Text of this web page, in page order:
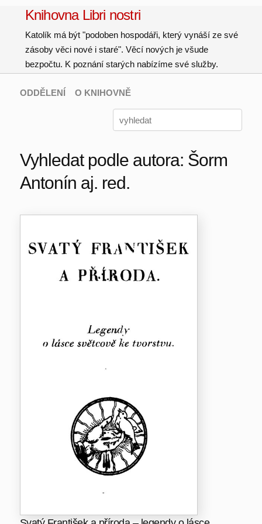
Knihovna Libri nostri
Katolík má být "podoben hospodáři, který vynáší ze své
zásoby věci nové i staré". Věcí nových je všude
bezpočtu. K poznání starých nabízíme své služby.
ODDĚLENÍ O KNIHOVNĚ
Vyhledat podle autora: Šorm
Antonín aj. red.